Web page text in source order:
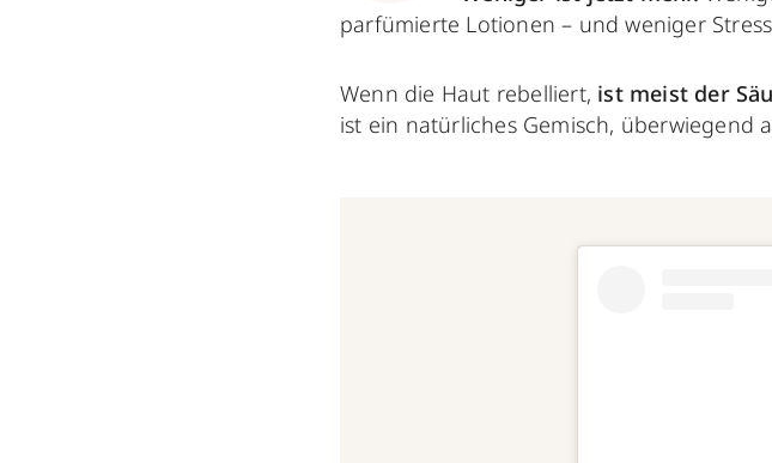
parfümierte Lotionen – und weniger
Wenn die Haut rebelliert, ist meist der
ist ein natürliches Gemisch, überwiegend